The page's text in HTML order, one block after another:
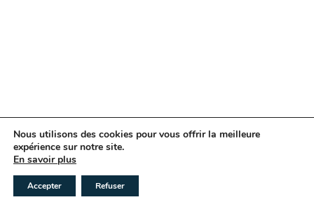
Nous utilisons des cookies pour vous offrir la meilleure
expérience sur notre site.
En savoir plus
Accepter Refuser